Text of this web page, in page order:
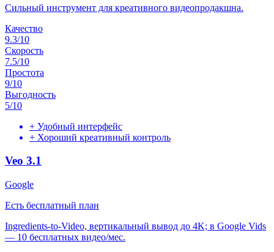
Сильный инструмент для креативного видеопродакшна.
Качество
9.3/10
Скорость
7.5/10
Простота
9/10
Выгодность
5/10
+ Удобный интерфейс
+ Хороший креативный контроль
Veo 3.1
Google
Есть бесплатный план
Ingredients-to-Video, вертикальный вывод до 4K; в Google Vids
— 10 бесплатных видео/мес.